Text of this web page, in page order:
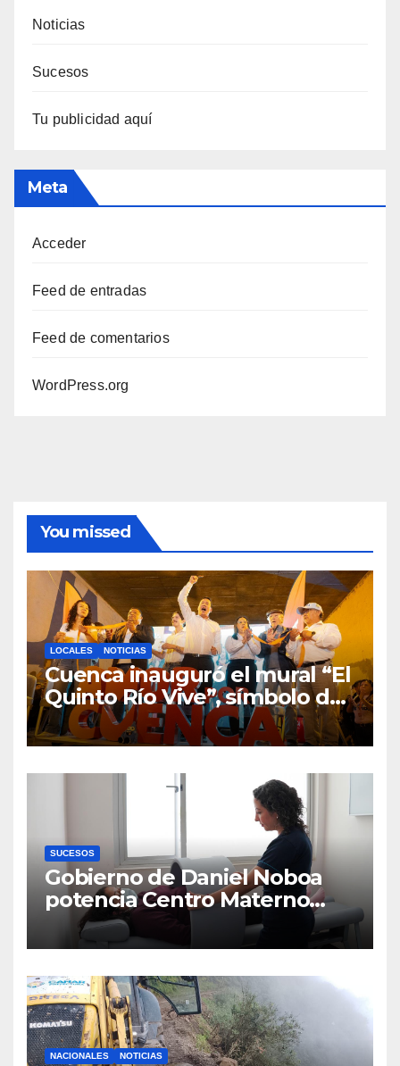
Noticias
Sucesos
Tu publicidad aquí
Meta
Acceder
Feed de entradas
Feed de comentarios
WordPress.org
You missed
LOCALES NOTICIAS
Cuenca inauguró el mural “El
Quinto Río Vive”, símbolo de
la defensa ciudadana del
agua
SUCESOS
Gobierno de Daniel Noboa
potencia Centro Materno
Infantil y Emergencias en
Cuenca con nuevos equipos
NACIONALES NOTICIAS